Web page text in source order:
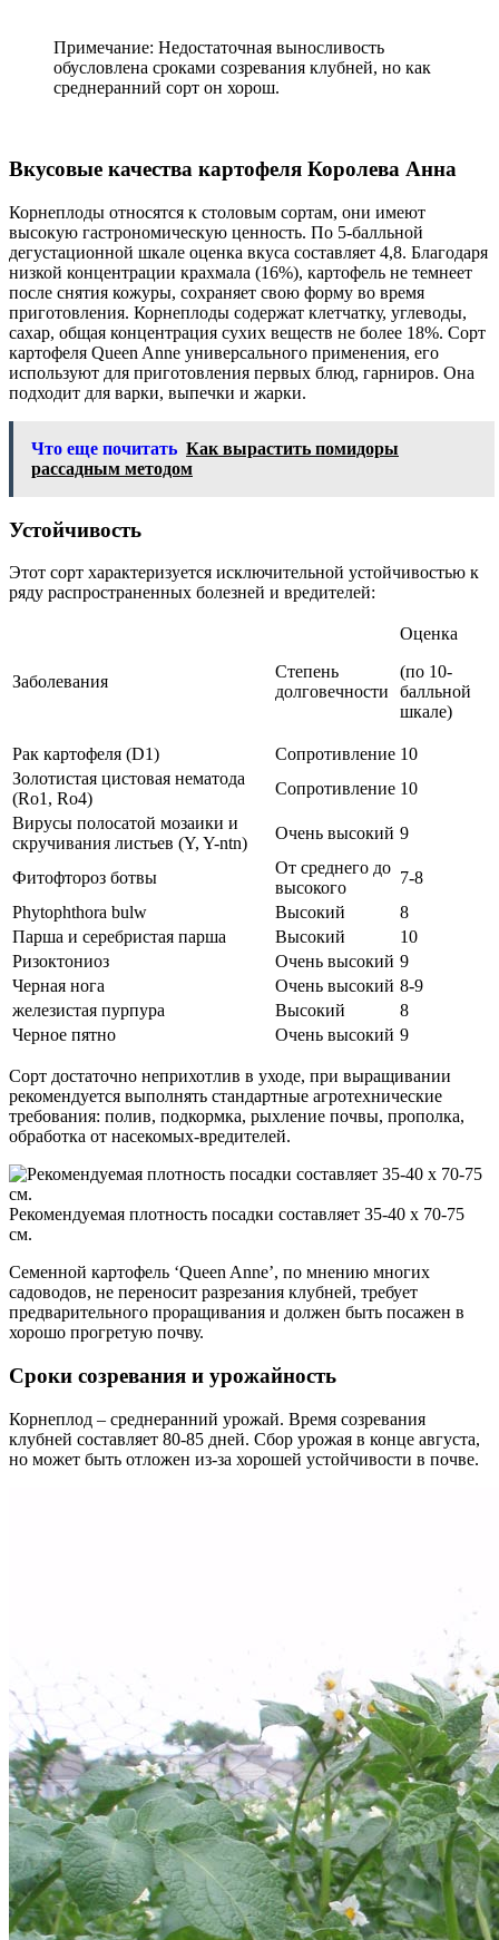
Примечание: Недостаточная выносливость
обусловлена сроками созревания клубней, но как
среднеранний сорт он хорош.
Вкусовые качества картофеля Королева Анна
Корнеплоды относятся к столовым сортам, они имеют
высокую гастрономическую ценность. По 5-балльной
дегустационной шкале оценка вкуса составляет 4,8. Благодаря
низкой концентрации крахмала (16%), картофель не темнеет
после снятия кожуры, сохраняет свою форму во время
приготовления. Корнеплоды содержат клетчатку, углеводы,
сахар, общая концентрация сухих веществ не более 18%. Сорт
картофеля Queen Anne универсального применения, его
используют для приготовления первых блюд, гарниров. Она
подходит для варки, выпечки и жарки.
Что еще почитать Как вырастить помидоры
рассадным методом
Устойчивость
Этот сорт характеризуется исключительной устойчивостью к
ряду распространенных болезней и вредителей:
Заболевания
Степень
долговечности
Оценка
(по 10-
балльной
шкале)
Рак картофеля (D1) Сопротивление 10
Золотистая цистовая нематода
(Ro1, Ro4)
Сопротивление 10
Вирусы полосатой мозаики и
скручивания листьев (Y, Y-ntn)
Очень высокий 9
Фитофтороз ботвы
От среднего до
высокого
7-8
Phytophthora bulw
Высокий
8
Парша и серебристая парша
Высокий
10
Ризоктониоз
Очень высокий 9
Черная нога
Очень высокий 8-9
железистая пурпура
Высокий
8
Черное пятно
Очень высокий 9
Сорт достаточно неприхотлив в уходе, при выращивании
рекомендуется выполнять стандартные агротехнические
требования: полив, подкормка, рыхление почвы, прополка,
обработка от насекомых-вредителей.
Рекомендуемая плотность посадки составляет 35-40 х 70-75
см.
Семенной картофель ‘Queen Anne’, по мнению многих
садоводов, не переносит разрезания клубней, требует
предварительного проращивания и должен быть посажен в
хорошо прогретую почву.
Сроки созревания и урожайность
Корнеплод – среднеранний урожай. Время созревания
клубней составляет 80-85 дней. Сбор урожая в конце августа,
но может быть отложен из-за хорошей устойчивости в почве.